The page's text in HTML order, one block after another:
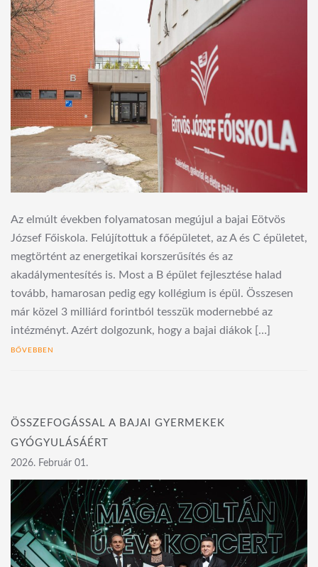
Az elmúlt években folyamatosan megújul a bajai Eötvös
József Főiskola. Felújítottuk a főépületet, az A és C épületet,
megtörtént az energetikai korszerűsítés és az
akadálymentesítés is. Most a B épület fejlesztése halad
tovább, hamarosan pedig egy kollégium is épül. Összesen
már közel 3 milliárd forintból tesszük modernebbé az
intézményt. Azért dolgozunk, hogy a bajai diákok […]
BŐVEBBEN
ÖSSZEFOGÁSSAL A BAJAI GYERMEKEK
GYÓGYULÁSÁÉRT
2026. Február 01.